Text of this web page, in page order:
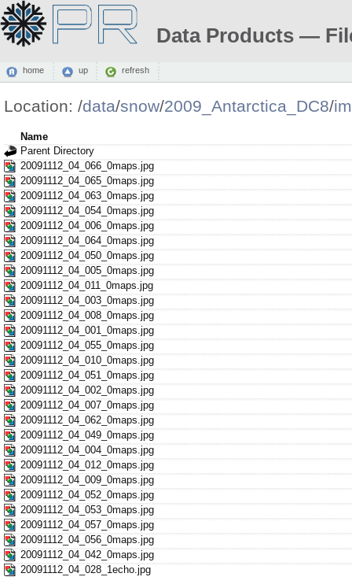
Data Products —
home up refresh
Location: /data/snow/2009_Antarctica_DC8/
Name
Parent Directory
20091112_04_066_0maps.jpg
20091112_04_065_0maps.jpg
20091112_04_063_0maps.jpg
20091112_04_054_0maps.jpg
20091112_04_006_0maps.jpg
20091112_04_064_0maps.jpg
20091112_04_050_0maps.jpg
20091112_04_005_0maps.jpg
20091112_04_011_0maps.jpg
20091112_04_003_0maps.jpg
20091112_04_008_0maps.jpg
20091112_04_001_0maps.jpg
20091112_04_055_0maps.jpg
20091112_04_010_0maps.jpg
20091112_04_051_0maps.jpg
20091112_04_002_0maps.jpg
20091112_04_007_0maps.jpg
20091112_04_062_0maps.jpg
20091112_04_049_0maps.jpg
20091112_04_004_0maps.jpg
20091112_04_012_0maps.jpg
20091112_04_009_0maps.jpg
20091112_04_052_0maps.jpg
20091112_04_053_0maps.jpg
20091112_04_057_0maps.jpg
20091112_04_056_0maps.jpg
20091112_04_042_0maps.jpg
20091112_04_028_1echo.jpg